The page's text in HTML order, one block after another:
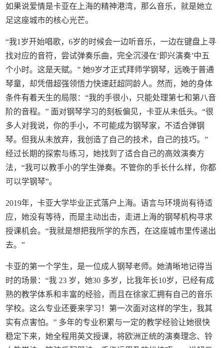
如果说爱情是卡亚在上海的精神港湾，那么音乐，就是她立
足这座城市的核心光芒。
“我1岁开始唱歌，6岁的时候会一边听音乐，一边在键盘上寻
找对应的音符，尝试弹奏乐曲，完全沉浸在‘即兴演奏’中五
个小时。这是天赋。” 她9岁才正式拜师学钢琴，远晚于普通
琴童，却凭借超强领悟力快速赶超同龄人。然而，她的身体
条件有着天生的局限：“我的手很小，只能处理第七和第八音
阶的音程。” 面对钢琴学习的刻板偏见，卡亚从未低头。“很
多人对我说，你的手小，不可能成为钢琴家，不适合弹钢
琴。但我从未放弃，我创造了自己的技术，自己的技巧。”
经过长期的探索与练习，她找到了适合自己的高效演奏方
法，“我可以教手小的学生弹奏。不管你的手长什么样，你都
可以学钢琴”。
2019年，卡亚大学毕业正式落户上海。语言与环境尚有待适
应，她没有等待，而是主动出击，走进上海的钢琴机构寻求
授课机会。“我就是想把我所学的东西，在这座城市里传递出
去。”
卡亚的第一个学生，是一位成人钢琴老师。她清晰地记得当
时的场景：“我 23 岁，她30 多岁，比我年长10岁，已经有成
熟的教学体系和丰富的经验，而且在徐家汇拥有自己的音乐
学校。这么专业还要来学习！第一次面对这样的学生，我其
实有点害怕。” 多年的专业积累与一定的教学经验让她很快
稳定下来，她全程用英文授课，将欧洲正统的演奏理念、铃